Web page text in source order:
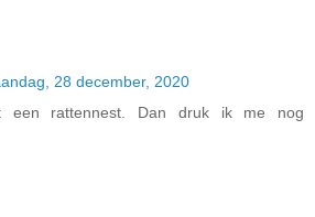
28 december, 2020
een rattennest. Dan druk ik me nog